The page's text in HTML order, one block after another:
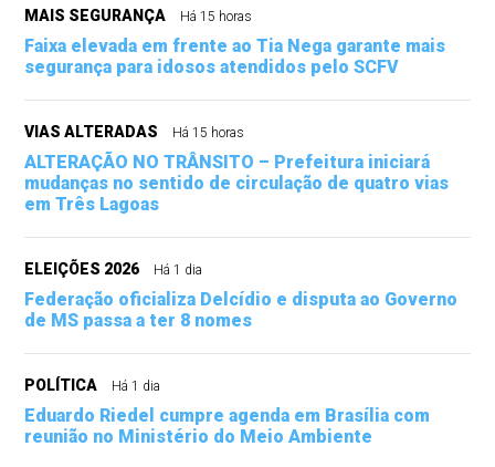
MAIS SEGURANÇA Há 15 horas
Faixa elevada em frente ao Tia Nega garante mais
segurança para idosos atendidos pelo SCFV
VIAS ALTERADAS Há 15 horas
ALTERAÇÃO NO TRÂNSITO – Prefeitura iniciará
mudanças no sentido de circulação de quatro vias
em Três Lagoas
ELEIÇÕES 2026 Há 1 dia
Federação oficializa Delcídio e disputa ao Governo
de MS passa a ter 8 nomes
POLÍTICA Há 1 dia
Eduardo Riedel cumpre agenda em Brasília com
reunião no Ministério do Meio Ambiente